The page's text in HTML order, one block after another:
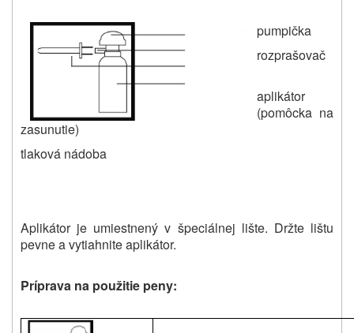
pumpička
rozprašovač
aplikátor
(pomôcka na
zasunutie)
tlaková nádoba
Aplikátor je umiestnený v špeciálnej lište. Držte lištu
pevne a vytiahnite aplikátor.
Príprava na použitie peny: